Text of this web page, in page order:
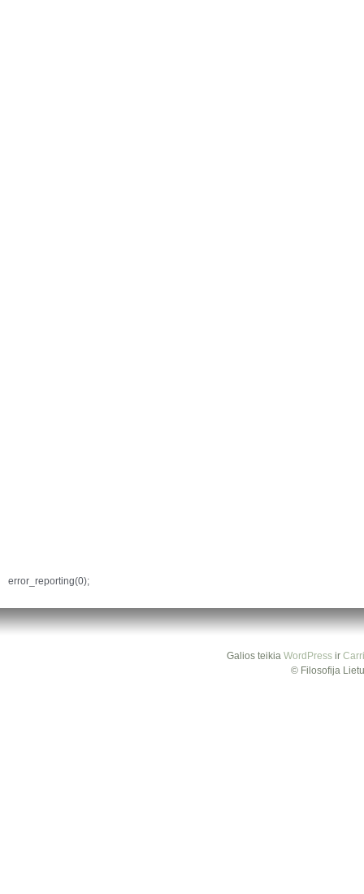
error_reporting(0);
Galios teikia WordPressir
© Filosofija